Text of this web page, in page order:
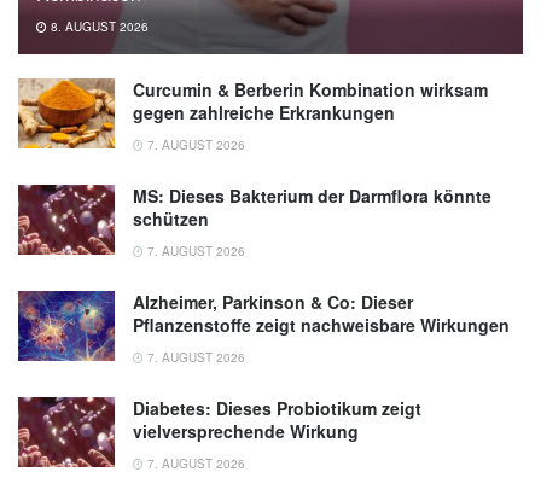
8. AUGUST 2026
Curcumin & Berberin Kombination wirksam
gegen zahlreiche Erkrankungen
7. AUGUST 2026
MS: Dieses Bakterium der Darmflora könnte
schützen
7. AUGUST 2026
Alzheimer, Parkinson & Co: Dieser
Pflanzenstoffe zeigt nachweisbare Wirkungen
7. AUGUST 2026
Diabetes: Dieses Probiotikum zeigt
vielversprechende Wirkung
7. AUGUST 2026